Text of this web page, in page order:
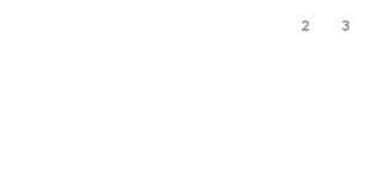
2 3